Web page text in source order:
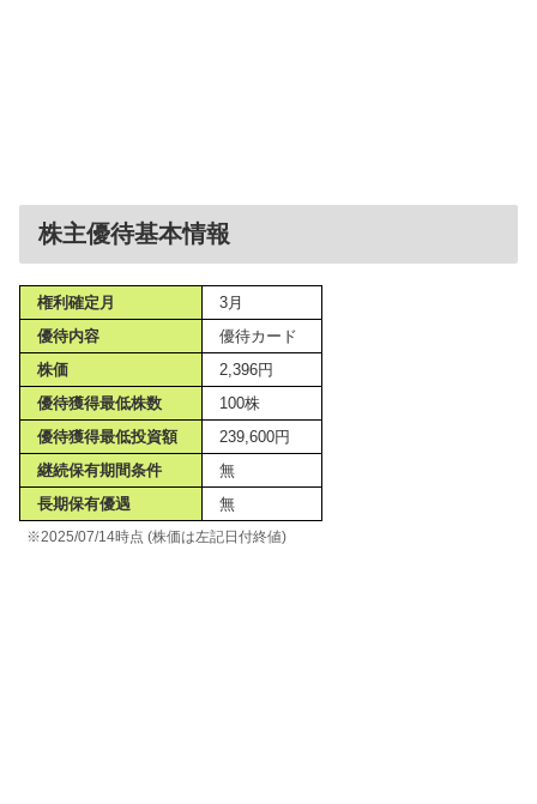
株主優待基本情報
権利確定月
3月
優待内容
優待カード
株価
2,396円
優待獲得最低株数
100株
優待獲得最低投資額
239,600円
継続保有期間条件
無
長期保有優遇
無
※2025/07/14時点 (株価は左記日付終値)